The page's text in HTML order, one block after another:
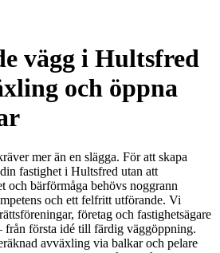
vägg i Hultsfred
och öppna
mer än en slägga. För att skapa
fastighet i Hultsfred utan att
och bärförmåga behövs noggrann
och ett felfritt utförande. Vi
företag och fastighetsägare
från första idé till färdig väggöppning.
avväxling via balkar och pelare